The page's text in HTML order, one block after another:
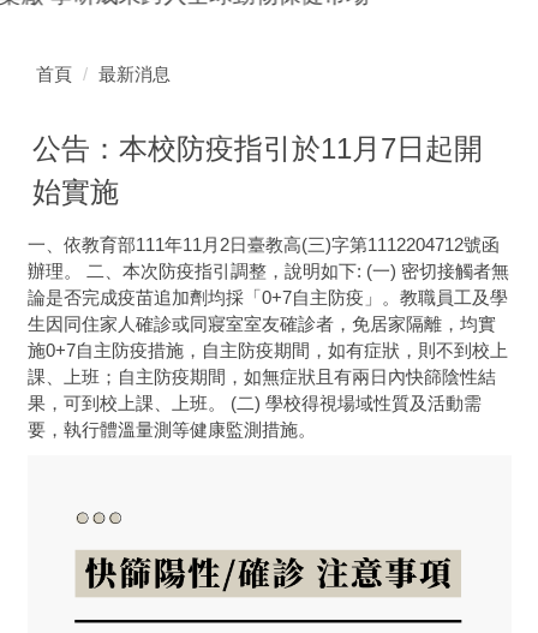
首頁 最新消息
公告：本校防疫指引於11月7日起開
始實施
一、依教育部111年11月2日臺教高(三)字第1112204712號函
辦理。 二、本次防疫指引調整，說明如下: (一) 密切接觸者無
論是否完成疫苗追加劑均採「0+7自主防疫」。教職員工及學
生因同住家人確診或同寢室室友確診者，免居家隔離，均實
施0+7自主防疫措施，自主防疫期間，如有症狀，則不到校上
課、上班；自主防疫期間，如無症狀且有兩日內快篩陰性結
果，可到校上課、上班。 (二) 學校得視場域性質及活動需
要，執行體溫量測等健康監測措施。